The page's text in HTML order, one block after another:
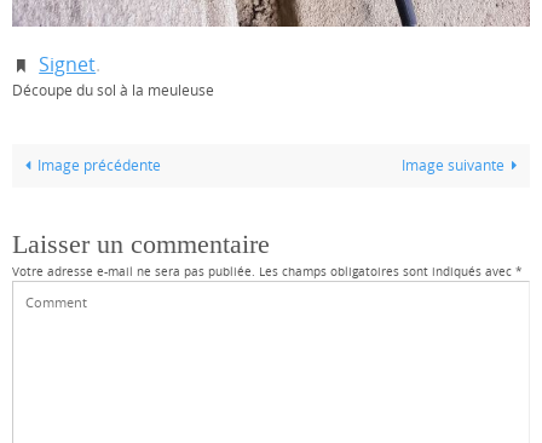
Signet.
Découpe du sol à la meuleuse
Image précédente Image suivante
Laisser un commentaire
Votre adresse e-mail ne sera pas publiée. Les champs obligatoires sont indiqués avec *